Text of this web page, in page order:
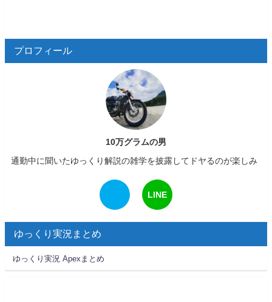
プロフィール
10万グラムの男
通勤中に聞いたゆっくり解説の雑学を披露してドヤるのが楽しみ
LINE
ゆっくり実況まとめ
ゆっくり実況 Apexまとめ